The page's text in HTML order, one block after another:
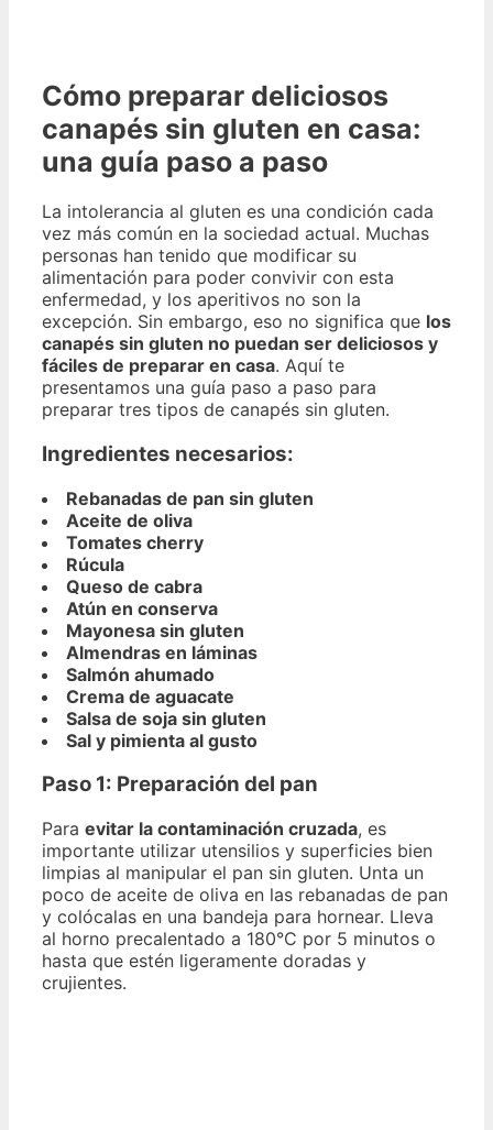
Cómo preparar deliciosos
canapés sin gluten en casa:
una guía paso a paso
La intolerancia al gluten es una condición cada
vez más común en la sociedad actual. Muchas
personas han tenido que modificar su
alimentación para poder convivir con esta
enfermedad, y los aperitivos no son la
excepción. Sin embargo, eso no significa que los
canapés sin gluten no puedan ser deliciosos y
fáciles de preparar en casa. Aquí te
presentamos una guía paso a paso para
preparar tres tipos de canapés sin gluten.
Ingredientes necesarios:
Rebanadas de pan sin gluten
Aceite de oliva
Tomates cherry
Rúcula
Queso de cabra
Atún en conserva
Mayonesa sin gluten
Almendras en láminas
Salmón ahumado
Crema de aguacate
Salsa de soja sin gluten
Sal y pimienta al gusto
Paso 1: Preparación del pan
Para evitar la contaminación cruzada, es
importante utilizar utensilios y superficies bien
limpias al manipular el pan sin gluten. Unta un
poco de aceite de oliva en las rebanadas de pan
y colócalas en una bandeja para hornear. Lleva
al horno precalentado a 180°C por 5 minutos o
hasta que estén ligeramente doradas y
crujientes.